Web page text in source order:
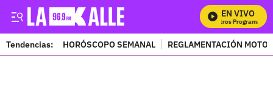
EN VIVO
Tendencias: HORÓSCOPO SEMANAL REGLAMENTACIÓN